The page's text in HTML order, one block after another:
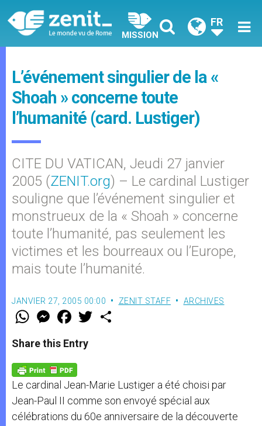
MISSION
FR
L’événement singulier de la «
Shoah » concerne toute
l’humanité (card. Lustiger)
CITE DU VATICAN, Jeudi 27 janvier
2005 (ZENIT.org) – Le cardinal Lustiger
souligne que l’événement singulier et
monstrueux de la « Shoah » concerne
toute l’humanité, pas seulement les
victimes et les bourreaux ou l’Europe,
mais toute l’humanité.
JANVIER 27, 2005 00:00 ZENIT STAFF ARCHIVES
W
t
s
p
p
M
e
s
e
g
e
r
F
a
e
b
o
k
w
Share this Entry
Le cardinal Jean-Marie Lustiger a été choisi par
Jean-Paul II comme son envoyé spécial aux
célébrations du 60e anniversaire de la découverte